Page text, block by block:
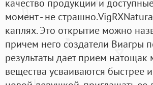
момент - не
каплях. Это открытие можно
причем него создатели
результаты дает прием
вещества усваиваются быстрее